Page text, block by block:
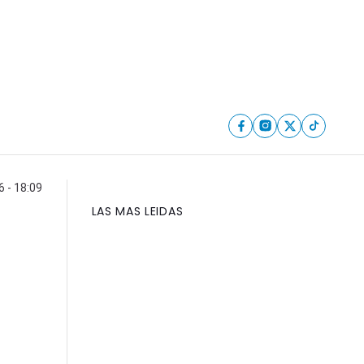
- 18:09
LAS MAS LEIDAS